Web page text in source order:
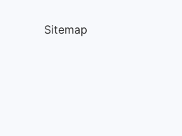
Sitemap